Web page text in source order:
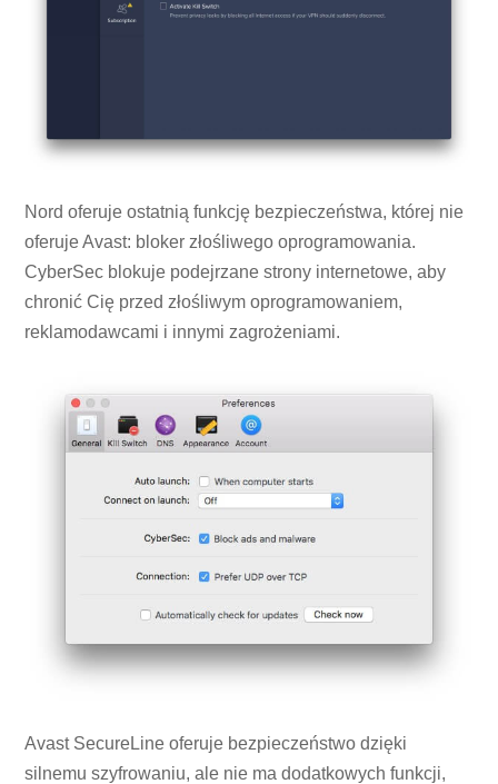
Nord oferuje ostatnią funkcję bezpieczeństwa, której nie
oferuje Avast: bloker złośliwego oprogramowania.
CyberSec blokuje podejrzane strony internetowe, aby
chronić Cię przed złośliwym oprogramowaniem,
reklamodawcami i innymi zagrożeniami.
Avast SecureLine oferuje bezpieczeństwo dzięki
silnemu szyfrowaniu, ale nie ma dodatkowych funkcji,